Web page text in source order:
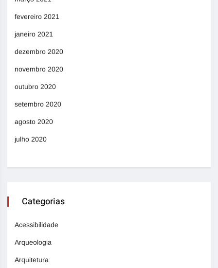
fevereiro 2021
janeiro 2021
dezembro 2020
novembro 2020
outubro 2020
setembro 2020
agosto 2020
julho 2020
Categorias
Acessibilidade
Arqueologia
Arquitetura